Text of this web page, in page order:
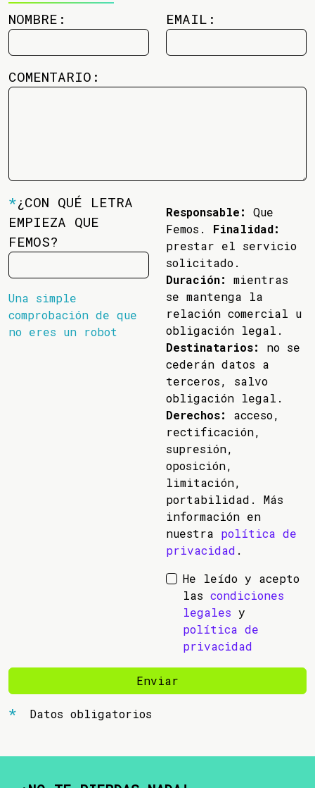
NOMBRE: EMAIL:
COMENTARIO:
*¿CON QUÉ LETRA
EMPIEZA QUE
FEMOS?
Una simple
comprobación de que
no eres un robot
Responsable:
Que
Femos. Finalidad:
prestar el servicio
solicitado.
Duración:
mientras
se mantenga la
relación comercial u
obligación legal.
Destinatarios:
no se
cederán datos a
terceros, salvo
obligación legal.
Derechos:
acceso,
rectificación,
supresión,
oposición,
limitación,
portabilidad. Más
información en
nuestra política de
privacidad .
He leído y acepto
las condiciones
legales y
política de
privacidad
Enviar
Datos obligatorios